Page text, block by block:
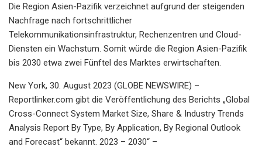
Die Region Asien-Pazifik verzeichnet aufgrund der steigenden
Nachfrage nach fortschrittlicher
Telekommunikationsinfrastruktur, Rechenzentren und Cloud-
Diensten ein Wachstum. Somit würde die Region Asien-Pazifik
bis 2030 etwa zwei Fünftel des Marktes erwirtschaften.
New York, 30. August 2023 (GLOBE NEWSWIRE) – Reportlinker.com gibt die Veröffentlichung des Berichts „Global Cross-Connect System Market Size, Share & Industry Trends Analysis Report By Type, By Application, By Regional Outlook and Forecast“ bekannt. 2023 – 2030“ – https://www.reportlinker.com/p06487764/?utm_source=GNW Der regionale Markt Asien-Pazifik wird aufgrund der wachsenden IT-Infrastruktur in Ländern wie China in den nächsten zehn Jahren voraussichtlich die meisten Rechenzentren haben , Indien, Singapur, Sydney und Hongkong. Die wichtigsten Unternehmen des Cross-Connect-Systems investieren in Entwicklungsländer aufgrund des Mangels an verfügbarem Platz, früher technischer Entwicklungen und eines wachsenden Bedarfs an Platz für die Schaffung zusätzlicher Rechenzentren. Einige der Faktoren, die sich auf den Markt auswirken, sind die wachsende Zahl vernetzter IoT-Geräte, die zunehmende Einführung von Virtualisierung und Software-Defined Networking (SDN) sowie die Nachfrage nach großen Anfangsinvestitionen Geschäft jetzt Erfahrungen. Da immer mehr IoT-Geräte in einer Vielzahl von Branchen eingesetzt werden, beispielsweise in der Automatisierung, im Bankwesen, in der Fertigung, im Gesundheitswesen, in Kraftwerken und anderen, wird es irgendwann notwendig werden, zusätzliche Rechenzentren zu bauen. Dadurch wird sich das Wachstum des IoT-Sektors direkt auf die Marktentwicklung in den kommenden Jahren auswirken. Um über alle Niederlassungen und Niederlassungen hinweg sicher zu kommunizieren und auf Daten zuzugreifen, können Unternehmen über ein privates globales Netzwerk verfügen, was die Akzeptanz von Konzepten zur virtuellen Vernetzung fördert. Die Nachfrage nach virtuellen Netzwerken wird voraussichtlich steigen, da immer mehr Unternehmen virtuelle Netzwerkdienste und -produkte nutzen, um ihre lokalen und globalen Kommunikationsnetzwerke zentral zu verwalten und zu überwachen. Daher wird die Nachfrage nach Cross-Connect-Systemen, die diese modernen Netzwerktopologien unterstützen, durch die wachsende Beliebtheit von Virtualisierung und SDN vorangetrieben. Bei der Gestaltung eines Rechenzentrums müssen jedoch mehrere unterschiedliche Elemente berücksichtigt werden. Berücksichtigt werden Technik, Genehmigungen, Lizenzen, Leitungen und Kabel für Generatoren, Gehäuse für Generatoren, Beleuchtung für Rechenzentren, Brandbekämpfung, HVAC, Lichtschutz und andere Herausforderungen. Leider lassen sich viele Unternehmen von den exorbitanten Kosten dieser Funktionalitäten abschrecken. Darüber hinaus muss das Rechenzentrum von Fachkräften betrieben und gewartet werden. Für diejenigen, die in dieser Branche arbeiten, ist der Mangel an qualifizierten Arbeitskräften ein großes Problem. Es wird daher davon ausgegangen, dass diese Faktoren das Wachstum des gesamten Marktes im gesamten Prognosezeitraum begrenzen werden.TypausblickBasierend auf dem Typ wird der Markt in Glasfaserkabel, CAT-Kabel, KOAX-Kabel und andere unterteilt. Das COAX-Segment verzeichnete im Jahr 2022 eine beträchtliche Wachstumsrate auf dem Markt. Seine Komponenten – Kupfer, ein Isolator und ein geflochtenes Metallgeflecht, das Übersprechen und Signalstörungen reduziert – sind alle aus Metall. Das Koaxialkabel unterstützt mehrere Kanäle und große Bandbreiten und ist weniger anfällig für Störungen durch elektromagnetische Felder. Koaxiale Cross-Connects bieten eine methodische und organisierte Möglichkeit, Koaxialkabel in einem Netzwerk zu verwalten. Anwendungsausblick Auf der Grundlage der Anwendung wird der Markt in Konnektivität und Schutzschaltung und Netzwerkwiederherstellung unterteilt. Das Konnektivitätssegment erlangte im Jahr 2022 den größten Umsatzanteil am Markt. Für eine bessere Kommunikation wird das Cross-Connect-System vor allem in Rechenzentren eingesetzt. Neue Rechenzentren werden von wichtigen Unternehmen in zahlreichen Ländern weltweit gebaut, darunter Hongkong, Indien, China, Singapur und Brasilien. Mit dem Aufkommen von Web 3.0 besteht ein wachsender Bedarf an besserer Konnektivität und Datenübertragung ohne Latenz, da Daten zur Beobachtung des Kundenverhaltens in Echtzeit verfügbar sein müssen. Es wird erwartet, dass das Segment aus solchen Gründen vorangetrieben wird. Regionaler Ausblick Auf regionaler Ebene wird der Markt in Nordamerika, Europa, im asiatisch-pazifischen Raum und in LAMEA analysiert. Das Segment Nordamerika verzeichnete im Jahr 2022 den höchsten Umsatzanteil am Markt. Aufgrund der Herkunft und Präsenz großer IT-Dienstleister und Innovatoren in der Region, darunter Microsoft, Google, Amazon und Facebook, wächst der Markt in Nordamerika schnell . Aufgrund der anfänglichen Internetrevolution und des technologischen Fortschritts war eine sichere, effektive, anpassungsfähige und kostengünstige Cross-Connect-Infrastruktur erforderlich, und dies ermöglichte es dieser Region, eine erhebliche Nachfrage nach Cross-Connects zu erzeugen. Der Marktforschungsbericht umfasst die Analyse der wichtigsten Stakeholder des Marktes. Zu den wichtigsten im Bericht vorgestellten Unternehmen gehören Fujitsu Limited, CommScope Holding Company, Inc., Huawei Technologies Co., Ltd. (Huawei Investment & Holding Co., Ltd.), Equinix, Inc., ZTE Corporation, Cyxtera Technologies, Inc. ( BC Partners und Medina Capital), TELESCENT, Inc., CoreSite (American Tower Corporation), Sercalo Microtechnology Ltd., Optiwave Systems, Inc.Im Cross-Connect-Systemmarkt eingesetzte StrategienMai-2023: CommScope Holding Company, Inc. stellte HomeVantage vor, a Reihe von Glasfaser-Gateways und optischen Netzwerkeinheiten. Das eingeführte Produkt ermöglicht es den Dienstleistern des Unternehmens, das vernetzte Heimerlebnis kontinuierlich zu verbessern. März 2023: Huawei unterzeichnet eine Vereinbarung mit Zain KSA, einem Telekommunikationsbetreiber, für das gemeinsame Innovationsprojekt „5.5G City“. Nach dieser Vereinbarung würden beide Unternehmen zusammenarbeiten, um technologische Innovationen zu verbessern, das Benutzererlebnis zu verbessern und neue Fälle zu entwickeln. März 2023: Equinix erweitert seine Zusammenarbeit mit Colt, einem Anbieter globaler Netzwerk- und Sprachdienste. Durch diese Zusammenarbeit hätte Enterprise Zugriff auf die On-Demand-Infrastruktur von Colt mit Verbindungen zu Equinix Fabric™ in ganz Spanien, Italien und Schweden sowie in den Niederlanden, Singapur, Großbritannien, Deutschland, Frankreich und Hongkong. Darüber hinaus zielt diese Zusammenarbeit darauf ab, der steigenden Nachfrage in Schlüsselregionen gerecht zu werden. Nov. 2022: TELESCENT Inc. hat eine Vereinbarung mit MOX Networks, LLC, einem führenden Spezialisten für Glasfasernetzwerke, getroffen. Diese Vereinbarung wurde für den Gen 4 Network Topology Manager von Telescent, ein automatisiertes Verbindungssystem, unterzeichnet. Darüber hinaus würde das neue System zusammen mit der hochmodernen Glasfaserroute von MOX eingesetzt, die Hillsboro, Oregon, mit Seattle, Washington, über den belebten pazifischen Nordwestkorridor verbindet. Okt. 2022: CommScope Holding Company, Inc. stellt HomeSight System vor, ein brandneues vernetztes System Pflegesystem. Die Produkteinführung ermöglicht kreative Fernpflegedienste für Homecare- und Gesundheitsmärkte. Darüber hinaus bietet das eingeführte Produkt eine breite Palette vernetzter häuslicher Pflegedienste, die von Drittanwendungsentwicklern bereitgestellt werden, darunter Fernüberwachung von Patienten, soziale Interaktion, Community-Verbindungen, Videoanrufe für Konsultationen, Gesundheitserziehung und häusliche Umweltüberwachung und vieles mehr mehr.Jul-2022: CommScope Holding Company, Inc. ist eine Zusammenarbeit mit Microsoft Corporation eingegangen, einem amerikanischen multinationalen Technologiekonzern. Im Anschluss an diese Zusammenarbeit würden beide Unternehmen eine verbundene private drahtlose Netzwerklösung entwerfen, die es einer neuen mobilen Anwendung mit geringer Latenz ermöglicht, die industrielle Produktion zu verändern. Februar 2022: CommScope Holding Company, Inc. arbeitete mit Meta Connectivity, einem Softwareentwicklungsunternehmen, zusammen. Durch diese Zusammenarbeit würden sich beide Unternehmen auf die Entwicklung einer Massive MIMO (mMIMO)-Referenzlösung konzentrieren, die auf den Interoperabilitätsfunktionen der O-RAN Alliance basiert. März 2021: ZTE ging eine Partnerschaft mit China Telecom ein, einer Marke der China Telecommunications Corporation. Mit dieser Partnerschaft würden Unternehmen die schnelle und nachhaltige Entwicklung von Telekommunikationsdiensten sicherstellen. Betreiber müssen dringend Durchbrüche bei Netzwerktransport, Dienstbereitstellung und Dienstmodellen erzielen. Dezember 2019: Huawei Technologies Co., Ltd. ist eine Partnerschaft mit eingegangen Etisalat, ein Anbieter von Konnektivität zu anderen Telekommunikationsbetreibern in der Region. Diese Partnerschaft zielt darauf ab, eine Vielzahl von Technologien bereitzustellen, die die optische Architektur zur Schaffung zukünftiger Netzwerke erleichtern würden. Umfang der Studie Im Bericht abgedeckte Marktsegmente: Nach Typ • Glasfaser • CAT-Kabel • COAX • Andere Nach Anwendung • Konnektivität • Schutzschaltung und Netzwerkwiederherstellung Nach Geografie • Nordamerikao USAo Kanadao Mexikoo Restliches Nordamerika• Europao Deutschlando Vereinigtes Königreicho Frankreicho Russlando Spanieno Italieno Restliches Europa• Asien-Pazifiko Chinao Japano Indieno Südkoreao Singapuro Malaysiao Restlicher Asien-Pazifik• LAMEAo Brasilieno Argentinieno Vereinigte Arabische Emirateo Saudi-Arabieno Südafrikao Nigeriao Restlicher LAMEAUnternehmensprofil• Fujitsu Limited• CommScope Holding Company, Inc.• Huawei Technologies Co., Ltd. (Huawei Investment & Holding Co., Ltd.)• Equinix, Inc.• ZTE Corporation• Cyxtera Technologies, Inc. (BC Partners und Medina Capital)• TELESCENT, Inc. • CoreSite (American Tower Corporation) • Sercalo Microtechnology Ltd. • Optiwave Systems, Inc. Einzigartige Angebote • Umfassende Abdeckung • Höchste